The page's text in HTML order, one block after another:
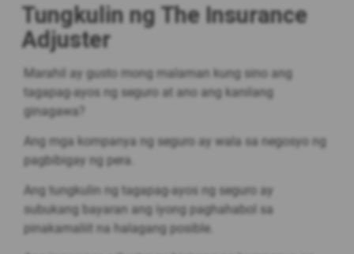
Tungkulin ng The Insurance
Adjuster
Marahil ay gusto mong malaman kung sino ang
tagapag-ayos ng seguro at ano ang kanilang
ginagawa?
Ang mga kompanya ng seguro ay wala sa negosyo ng
pagbibigay ng pera.
Ang tungkulin ng tagapag-ayos ng seguro ay
subukang bayaran ang iyong paghahabol sa
pinakamaliit na halagang posible.